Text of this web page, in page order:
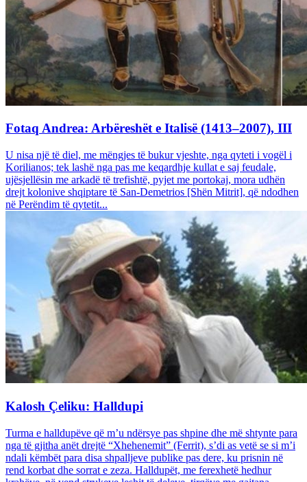
Fotaq Andrea: Arbëreshët e Italisë (1413–2007), III
U nisa një të diel, me mëngjes të bukur vjeshte, nga qyteti i vogël i
Korilianos; tek lashë nga pas me keqardhje kullat e saj feudale,
ujësjellësin me arkadë të trefishtë, pyjet me portokaj, mora udhën
drejt kolonive shqiptare të San-Demetrios [Shën Mitrit], që ndodhen
në Perëndim të qytetit...
Kalosh Çeliku: Halldupi
Turma e halldupëve që m’u ndërsye pas shpine dhe më shtynte para
nga të gjitha anët drejtë “Xhehenemit” (Ferrit), s’di as vetë se si m’i
ndali këmbët para disa shpalljeve publike pas dere, ku prisnin në
rend korbat dhe sorrat e zeza. Halldupët, me ferexhetë hedhur